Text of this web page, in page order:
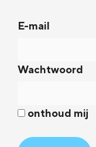
E-mail
Wachtwoord
onthoud mij